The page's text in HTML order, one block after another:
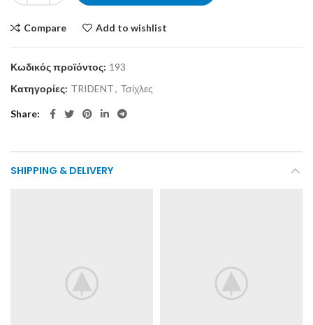
Compare Add to wishlist
Κωδικός προϊόντος: 193
Κατηγορίες: TRIDENT, Τσίχλες
Share
SHIPPING & DELIVERY